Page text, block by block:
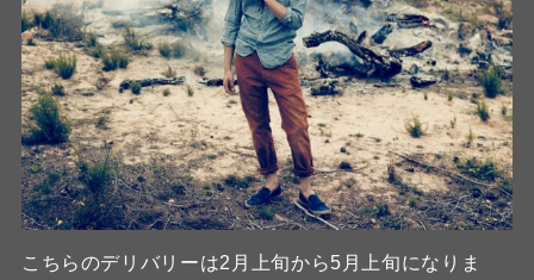
こちらのデリバリーは2月上旬から5月上旬になりま